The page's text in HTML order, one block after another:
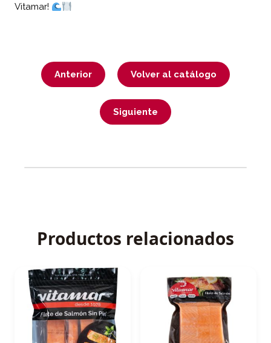
Vitamar!
Anterior Volver al catálogo
Siguiente
Productos relacionados